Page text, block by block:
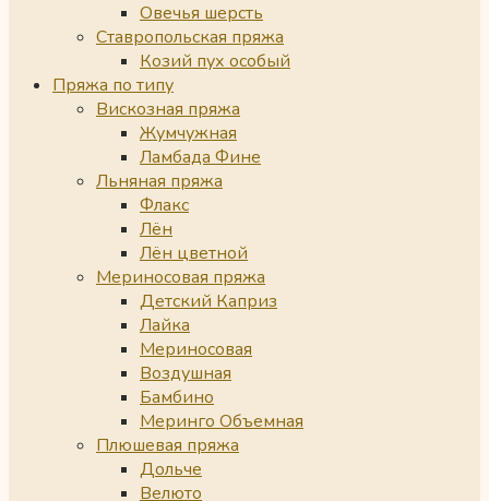
Овечья шерсть
Ставропольская пряжа
Козий пух особый
Пряжа по типу
Вискозная пряжа
Жумчужная
Ламбада Фине
Льняная пряжа
Флакс
Лён
Лён цветной
Мериносовая пряжа
Детский Каприз
Лайка
Мериносовая
Воздушная
Бамбино
Меринго Объемная
Плюшевая пряжа
Дольче
Велюто